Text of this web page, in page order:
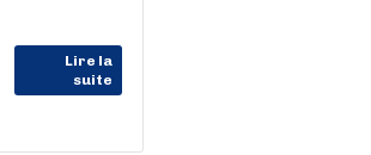
Lire la
suite